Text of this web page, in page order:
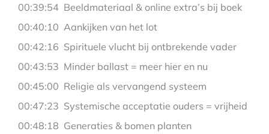
00:39:54 Beeldmateriaal & online extra’s bij boek
00:40:10 Aankijken van het lot
00:42:16 Spirituele vlucht bij ontbrekende vader
00:43:53 Minder ballast = meer hier en nu
00:45:00 Religie als vervangend systeem
00:47:23 Systemische acceptatie ouders = vrijheid
00:48:18 Generaties & bomen planten